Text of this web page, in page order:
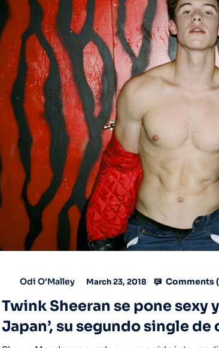
Odi O'Malley March 23, 2018 Comments (
Twink Sheeran se pone sexy
Japan’, su segundo single